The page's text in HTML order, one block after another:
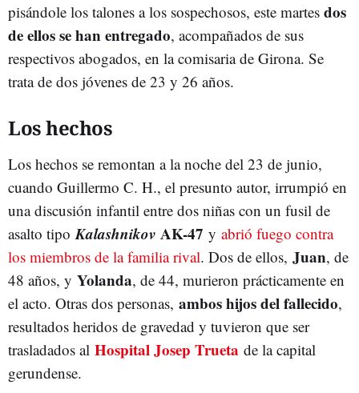
pisándole los talones a los sospechosos, este martes dos
de ellos se han entregado, acompañados de sus
respectivos abogados, en la comisaria de Girona. Se
trata de dos jóvenes de 23 y 26 años.
Los hechos
Los hechos se remontan a la noche del 23 de junio,
cuando Guillermo C. H., el presunto autor, irrumpió en
una discusión infantil entre dos niñas con un fusil de
asalto tipoKalashnikov AK-47 y abrió fuego contra
los miembros de la familia rival. Dos de ellos, Juan, de
48 años, y Yolanda, de 44, murieron prácticamente en
el acto. Otras dos personas, ambos hijos del fallecido,
resultados heridos de gravedad y tuvieron que ser
trasladados al Hospital Josep Trueta de la capital
gerundense.